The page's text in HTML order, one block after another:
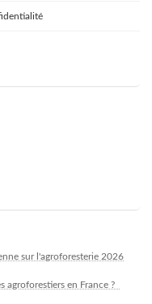
sur l'agroforesterie 2026
agroforestiers en France ?